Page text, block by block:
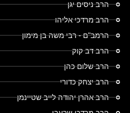
הרב ניסים יגן
הרב מרדכי אליהו
הרמב"ם - רבי משה בן מימון
הרב דב קוק
הרב שלום כהן
הרב יצחק כדורי
הרב אהרן יהודה לייב שטיינמן